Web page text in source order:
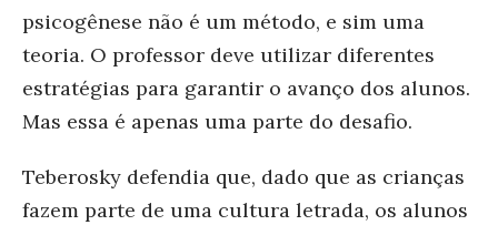
psicogênese não é um método, e sim uma
teoria. O professor deve utilizar diferentes
estratégias para garantir o avanço dos alunos.
Mas essa é apenas uma parte do desafio.
Teberosky defendia que, dado que as crianças
fazem parte de uma cultura letrada, os alunos